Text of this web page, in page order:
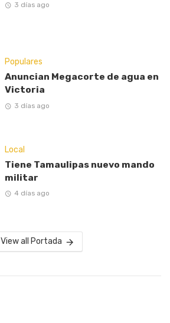
3 días ago
Populares
Anuncian Megacorte de agua en
Victoria
3 días ago
Local
Tiene Tamaulipas nuevo mando
militar
4 días ago
View all Portada